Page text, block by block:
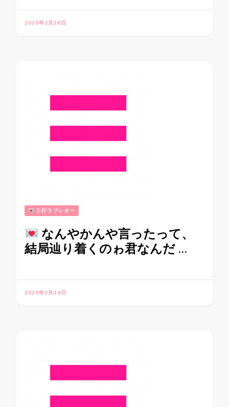
2020年1月26日
三行ラブレター
なんやかんや言ったって、
結局辿り着くのゎ君なんだ …
2020年2月14日